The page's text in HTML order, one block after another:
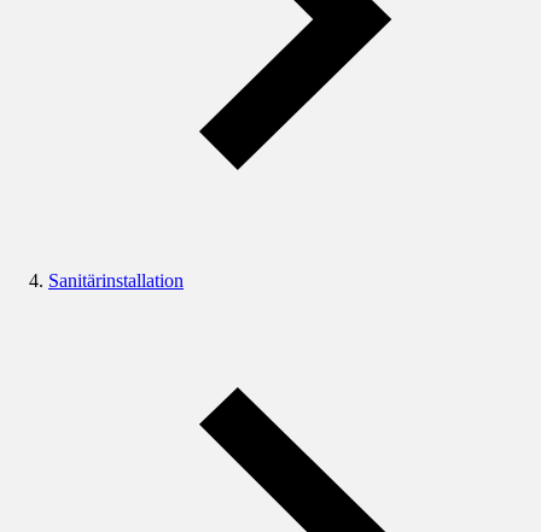
Sanitärinstallation